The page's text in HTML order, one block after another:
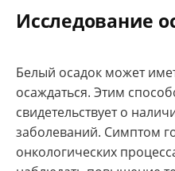
Исследование
Белый осадок может
осаждаться. Этим
свидетельствует о
заболеваний. Симптом
онкологических